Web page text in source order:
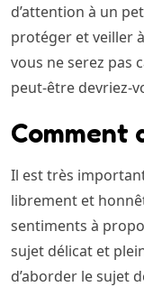
d’attention à un
protéger et veiller
vous ne serez pas
peut-être devriez-
Comment
Il est très
librement et
sentiments à
sujet délicat et
d’aborder le sujet